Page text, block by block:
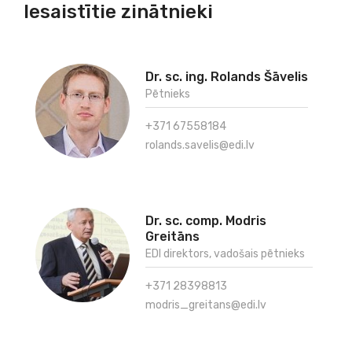
Iesaistītie zinātnieki
Dr. sc. ing. Rolands Šāvelis
Pētnieks
+371 67558184
rolands.savelis@edi.lv
Dr. sc. comp. Modris
Greitāns
EDI direktors, vadošais pētnieks
+371 28398813
modris_greitans@edi.lv